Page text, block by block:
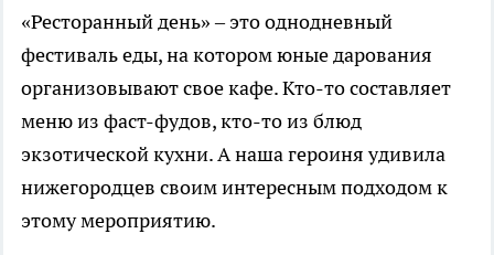
«Ресторанный день» – это однодневный
фестиваль еды, на котором юные дарования
организовывают свое кафе. Кто-то составляет
меню из фаст-фудов, кто-то из блюд
экзотической кухни. А наша героиня удивила
нижегородцев своим интересным подходом к
этому мероприятию.